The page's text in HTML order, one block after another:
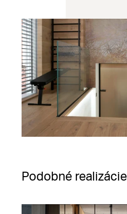
Podobné realizácie